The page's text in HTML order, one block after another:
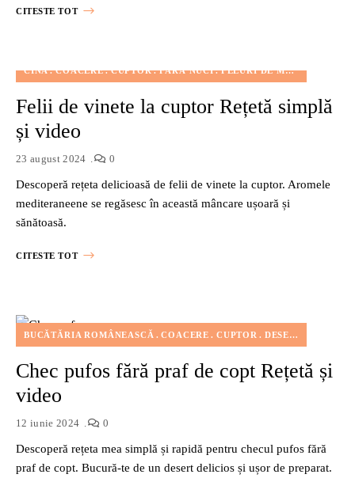
CITESTE TOT
CINĂ COACERE CUPTOR FĂRĂ NUCI FELURI DE MÂNCARE
Felii de vinete la cuptor Rețetă simplă
și video
23 august 2024 0
Descoperă rețeta delicioasă de felii de vinete la cuptor. Aromele
mediteraneene se regăsesc în această mâncare ușoară și
sănătoasă.
CITESTE TOT
BUCĂTĂRIA ROMÂNEASCĂ COACERE CUPTOR DESERT
Chec pufos fără praf de copt Rețetă și
video
12 iunie 2024 0
Descoperă rețeta mea simplă și rapidă pentru checul pufos fără
praf de copt. Bucură-te de un desert delicios și ușor de preparat.